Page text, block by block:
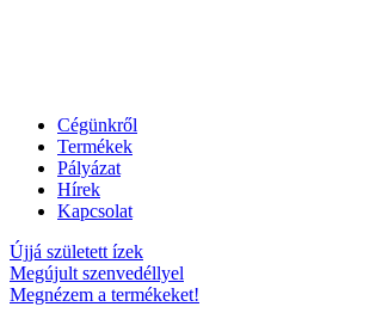
Cégünkről
Termékek
Pályázat
Hírek
Kapcsolat
Újjá született ízek
Megújult szenvedéllyel
Megnézem a termékeket!